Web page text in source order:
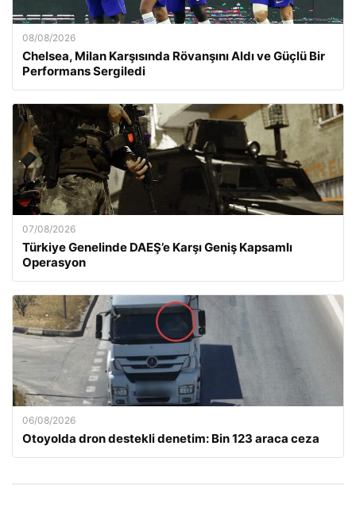
08/08/2026
Chelsea, Milan Karşısında Rövanşını Aldı ve Güçlü Bir
Performans Sergiledi
07/08/2026
Türkiye Genelinde DAEŞ’e Karşı Geniş Kapsamlı
Operasyon
06/08/2026
Otoyolda dron destekli denetim: Bin 123 araca ceza